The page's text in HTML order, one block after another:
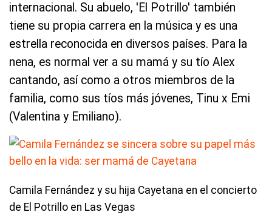
internacional. Su abuelo, 'El Potrillo' también
tiene su propia carrera en la música y es una
estrella reconocida en diversos países. Para la
nena, es normal ver a su mamá y su tío Alex
cantando, así como a otros miembros de la
familia, como sus tíos más jóvenes, Tinu x Emi
(Valentina y Emiliano).
Camila Fernández y su hija Cayetana en el concierto
de El Potrillo en Las Vegas